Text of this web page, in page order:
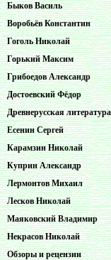
Быков Василь
Воробьёв Константин
Гоголь Николай
Горький Максим
Грибоедов Александр
Достоевский Фёдор
Древнерусская литература
Есенин Сергей
Карамзин Николай
Куприн Александр
Лермонтов Михаил
Лесков Николай
Маяковский Владимир
Некрасов Николай
Обзоры и рецензии